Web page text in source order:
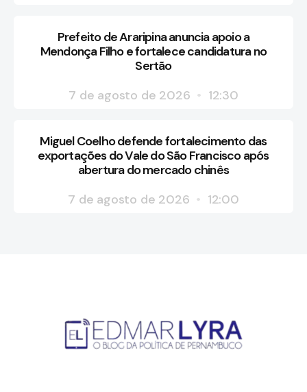
Prefeito de Araripina anuncia apoio a
Mendonça Filho e fortalece candidatura no
Sertão
7 de agosto de 2026
12:30
Miguel Coelho defende fortalecimento das
exportações do Vale do São Francisco após
abertura do mercado chinês
7 de agosto de 2026
12:00